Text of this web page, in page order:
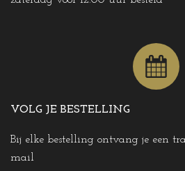
VOLG JE BESTELLING
Bij elke bestelling ontvang je een
mail